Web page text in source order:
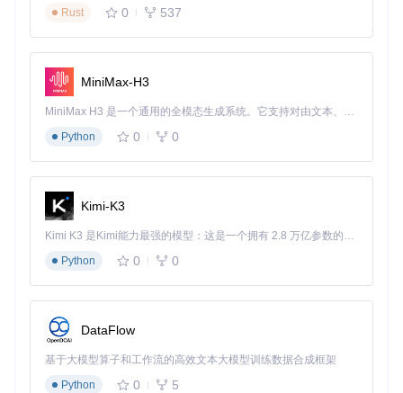
// 添加依赖
implementation 'com.github.kirich1409:android-
implementation
implementation 'com.github.kirich1409:android-
起享受编写更加优雅代码的乐趣！
Rust
0 537
MiniMax-H3
MiniMax H3 是一个通用的全模态生成系统。它支持对由文本、图像、视频和音频组成的多模态上下文进行统一理解，并能生成分辨率高达 2K、时长可达 15 秒的带原生立体声音频的视频。得益于面向任务泛化的系统设计，H3 在预训练阶段就已具备广泛的多模态上下文理解与生成能力，能够出色地执行复杂的多模态指令。
Python
0 0
Kimi-K3
Kimi K3 是Kimi能力最强的模型：这是一个拥有 2.8 万亿参数的混合专家（MoE）模型，具备原生视觉理解能力，并支持 100 万 token 的上下文窗口。
Python
0 0
DataFlow
基于大模型算子和工作流的高效文本大模型训练数据合成框架
Python
0 5